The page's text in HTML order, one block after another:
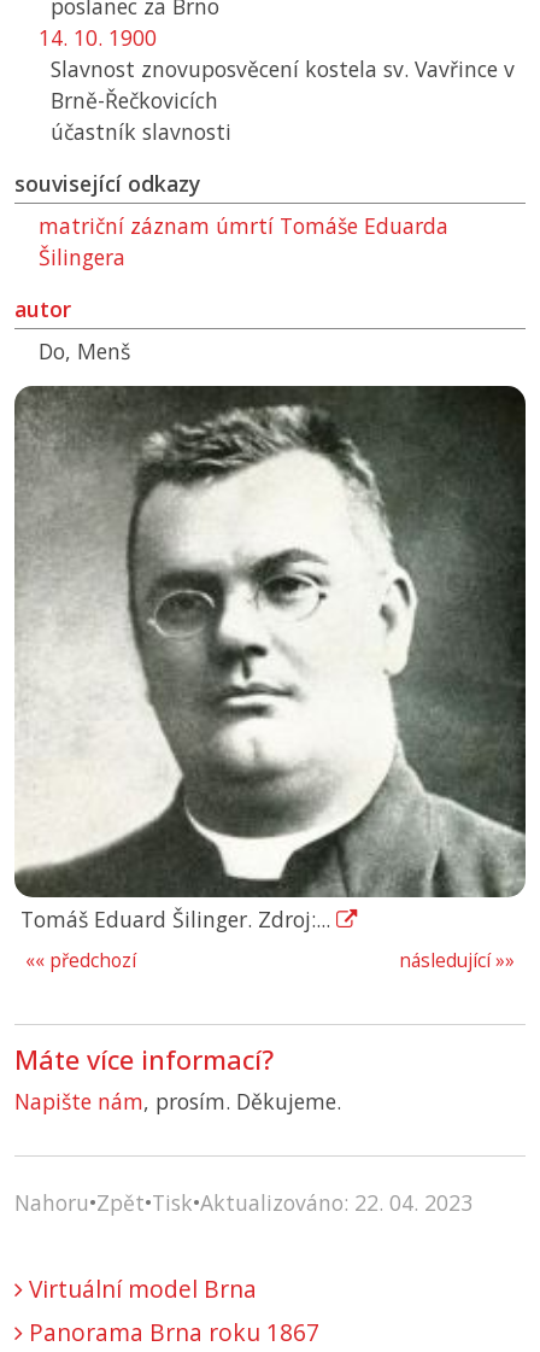
poslanec za Brno
14. 10. 1900
Slavnost znovuposvěcení kostela sv. Vavřince v
Brně-Řečkovicích
účastník slavnosti
související odkazy
matriční záznam úmrtí Tomáše Eduarda
Šilingera
autor
Do, Menš
Tomáš Eduard Šilinger. Zdroj:...
následující »»
«« předchozí
Máte více informací?
Napište nám, prosím. Děkujeme.
Nahoru•Zpět•Tisk•Aktualizováno: 22. 04. 2023
Virtuální model Brna
Panorama Brna roku 1867